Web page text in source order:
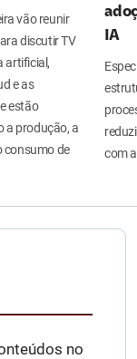
vão reunir
discutir TV
artificial,
e as
estão
a produção, a
consumo de
IA
com
no